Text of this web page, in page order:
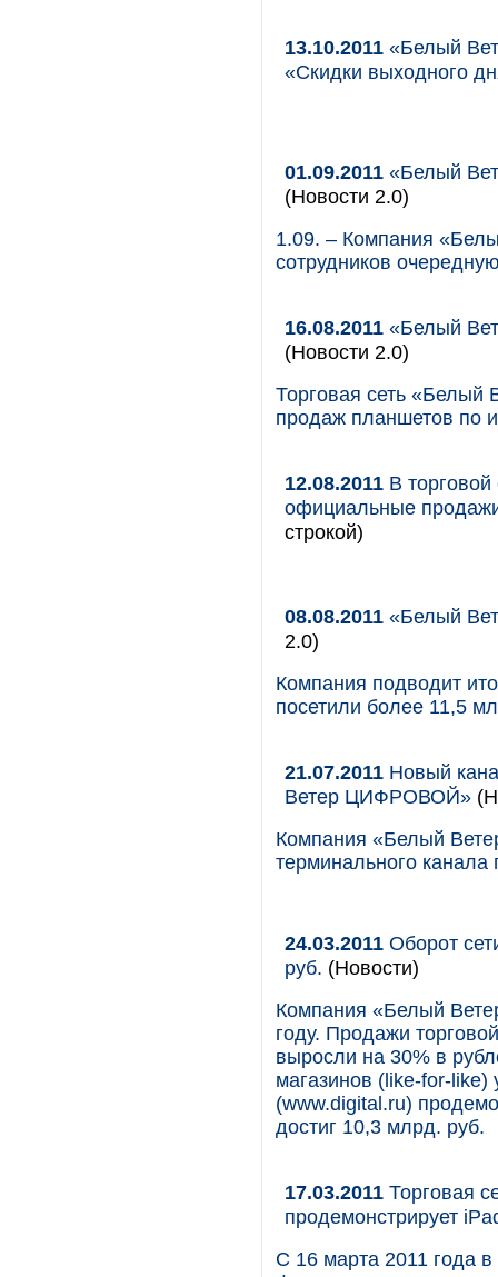
13.10.2011 «Белый
«Скидки выходного
01.09.2011 «Белый
(Новости 2.0)
1.09. – Компания
сотрудников
16.08.2011 «Белый
(Новости 2.0)
Торговая сеть
продаж планшетов по
12.08.2011 В
официальные
строкой)
08.08.2011 «Белый
2.0)
Компания подводит
посетили более 11,5
21.07.2011 Новый
Ветер ЦИФРОВОЙ»
Компания «Белый
терминального канала
24.03.2011 Оборот
руб. (Новости)
Компания «Белый
году. Продажи
выросли на 30% в
магазинов (like-for-like)
(www.digital.ru)
достиг 10,3 млрд. руб.
17.03.2011 Торговая
продемонстрирует
С 16 марта 2011 года